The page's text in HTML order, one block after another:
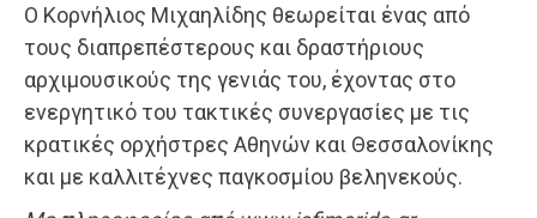
Ο Κορνήλιος Μιχαηλίδης θεωρείται ένας από
τους διαπρεπέστερους και δραστήριους
αρχιμουσικούς της γενιάς του, έχοντας στο
ενεργητικό του τακτικές συνεργασίες με τις
κρατικές ορχήστρες Αθηνών και Θεσσαλονίκης
και με καλλιτέχνες παγκοσμίου βεληνεκούς.